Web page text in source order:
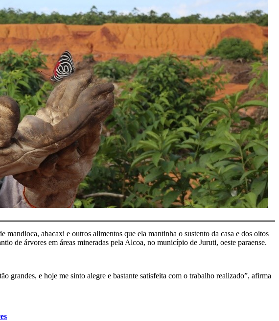
abacaxi e outros alimentos que ela mantinha o sustento da casa e dos oitos
de árvores em áreas mineradas pela Alcoa, no município de Juruti, oeste paraense.
grandes, e hoje me sinto alegre e bastante satisfeita com o trabalho realizado”, afirma